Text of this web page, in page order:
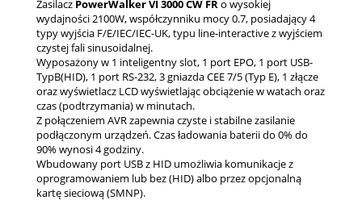
Zasilacz PowerWalker VI 3000 CW FRo wysokiej
wydajności 2100W, współczynniku mocy 0.7, posiadający 4
typy wyjścia F/E/IEC/IEC-UK, typu line-interactive z wyjściem
czystej fali sinusoidalnej.
Wyposażony w 1 inteligentny slot, 1 port EPO, 1 port USB-
TypB(HID), 1 port RS-232, 3 gniazda CEE 7/5 (Typ E), 1 złącze
oraz wyświetlacz LCD wyświetlając obciążenie w watach oraz
czas (podtrzymania) w minutach.
Z połączeniem AVR zapewnia czyste i stabilne zasilanie
podłączonym urządzeń. Czas ładowania baterii do 0% do
90% wynosi 4 godziny.
Wbudowany port USB z HID umożliwia komunikacje z
oprogramowaniem lub bez (HID) albo przez opcjonalną
kartę sieciową (SMNP).